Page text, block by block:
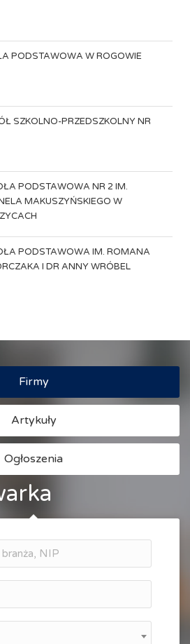
PODSTAWOWA W ROGOWIE
SZKOLNO-PRZEDSZKOLNY NR
PODSTAWOWA NR 2 IM.
MAKUSZYŃSKIEGO W
PODSTAWOWA IM. ROMANA
I DR ANNY WRÓBEL
Firmy
Artykuły
Ogłoszenia